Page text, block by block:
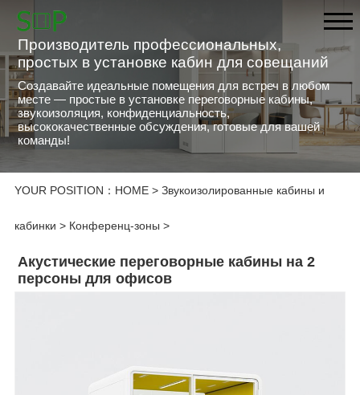
Производитель профессиональных,
простых в установке кабин для совещаний
Создавайте идеальные помещения для встреч в любом
месте — простые в установке переговорные кабины,
звукоизоляция, конфиденциальность,
высококачественные обсуждения, готовые для вашей
команды!
YOUR POSITION： HOME> Звукоизолированные кабины и
кабинки > Конференц-зоны >
Акустические переговорные кабины на 2
персоны для офисов